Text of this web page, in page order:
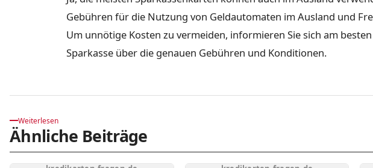
Gebühren für die Nutzung von Geldautomaten im Ausland und
Um unnötige Kosten zu vermeiden, informieren Sie sich am
Sparkasse über die genauen Gebühren und Konditionen.
Weiterlesen
Ähnliche Beiträge